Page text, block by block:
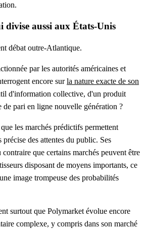
divise aussi aux États-Unis
débat outre-Atlantique.
par les autorités américaines et
encore surla nature exacte de son
d'information collective, d'un produit
pari en ligne nouvelle génération ?
les marchés prédictifs permettent
des attentes du public. Ses
que certains marchés peuvent être
disposant de moyens importants, ce
image trompeuse des probabilités
surtout que Polymarket évolue encore
complexe, y compris dans son marché